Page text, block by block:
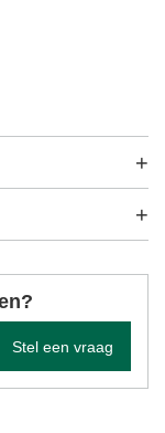
Stel een vraag